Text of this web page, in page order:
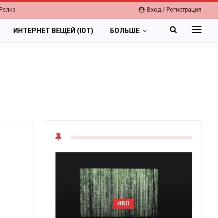
Вход / Регистрация
ИНТЕРНЕТ ВЕЩЕЙ (IOT) БОЛЬШЕ
ОБЛАКА
Цифровая экономика 2026.